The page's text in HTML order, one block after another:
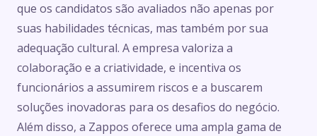
que os candidatos são avaliados não apenas por
suas habilidades técnicas, mas também por sua
adequação cultural. A empresa valoriza a
colaboração e a criatividade, e incentiva os
funcionários a assumirem riscos e a buscarem
soluções inovadoras para os desafios do negócio.
Além disso, a Zappos oferece uma ampla gama de